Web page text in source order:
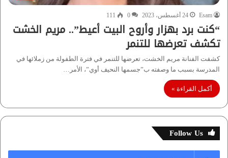
Esam 24 أغسطس، 2023 0
111
“كنت برد بهزار وأروح البيت أعيط”.. مريم الخشت
تكشف تعرضها للتنمر
كشفت الفنانة مريم الخشت، تعرضها للتنمر في فترة الطفولة من زملائها في
المدرسة بسبب ما وصفته ب”جسمها النحيف أوي”، الأمر…
أكمل القراءة »
Follow Us